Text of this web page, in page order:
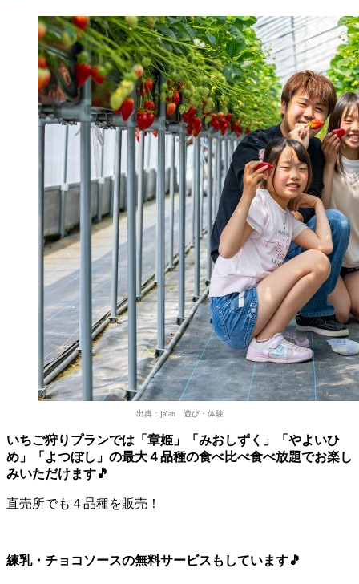
出典：jalan 遊び・体験
いちご狩りプランでは「章姫」「みおしずく」「やよいひ
め」「よつぼし」の最大４品種の食べ比べ食べ放題でお楽し
みいただけます🎵
直売所でも４品種を販売！
練乳・チョコソースの無料サービスもしています🎵